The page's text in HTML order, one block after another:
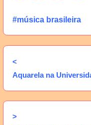
#música brasileira
<
Aquarela na
>